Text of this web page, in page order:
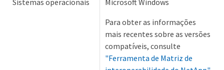
Para obter as informações
mais recentes sobre as versões
compatíveis, consulte
"Ferramenta de Matriz de